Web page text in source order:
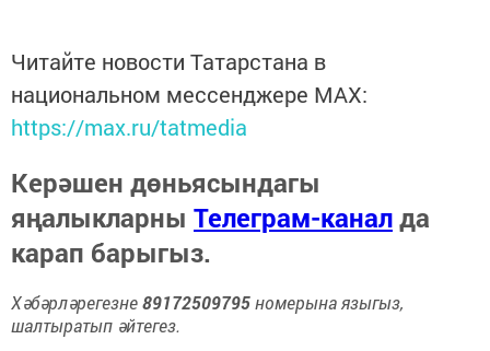
Читайте новости Татарстана в
национальном мессенджере MАХ:
https://max.ru/tatmedia
Керәшен дөньясындагы
яңалыкларны Телеграм-каналда
карап барыгыз.
Хәбәрләрегезне89172509795номерына языгыз,
шалтыратып әйтегез.